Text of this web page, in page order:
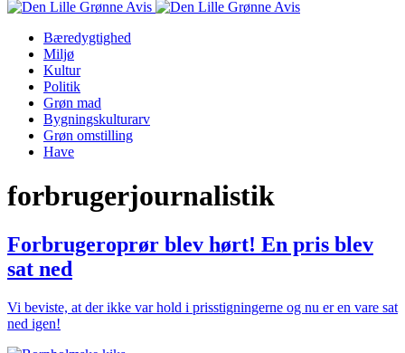
Bæredygtighed
Miljø
Kultur
Politik
Grøn mad
Bygningskulturarv
Grøn omstilling
Have
forbrugerjournalistik
Forbrugeroprør blev hørt! En pris blev
sat ned
Vi beviste, at der ikke var hold i prisstigningerne og nu er en vare sat
ned igen!